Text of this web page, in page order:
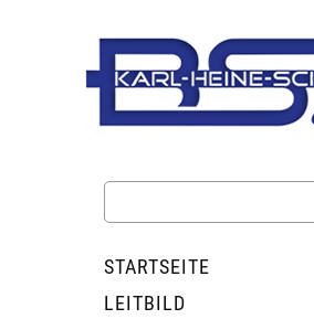
STARTSEITE
LEITBILD